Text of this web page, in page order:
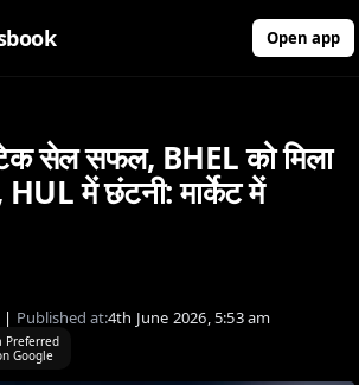
Open app
सेल सफल, BHEL को मिला
HUL में छंटनी: मार्केट में
| Published at:4th June 2026, 5:53 am
Preferred
Google